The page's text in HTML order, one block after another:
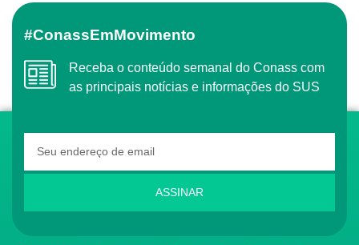
#ConassEmMovimento
Receba o conteúdo semanal do Conass com
as principais notícias e informações do SUS
ASSINAR